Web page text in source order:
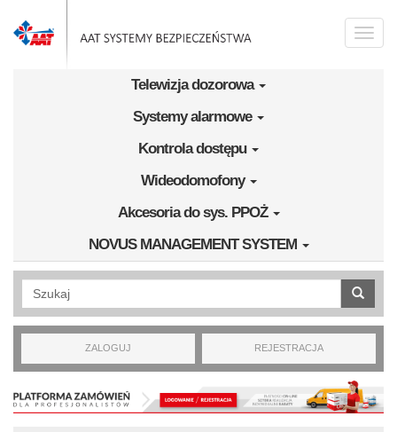
Toggle
Telewizja dozorowa
Systemy alarmowe
Kontrola dostępu
Wideodomofony
Akcesoria do sys. PPOŻ
NOVUS MANAGEMENT SYSTEM
Wyszukiwanie pełnotekstowe
ZALOGUJ REJESTRACJA